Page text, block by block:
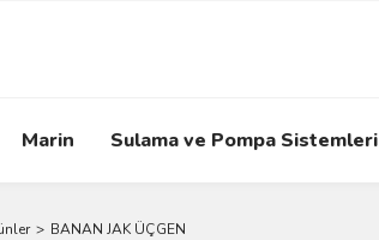
Marin Sulama ve Pompa Sistemleri
BANAN JAK ÜÇGEN